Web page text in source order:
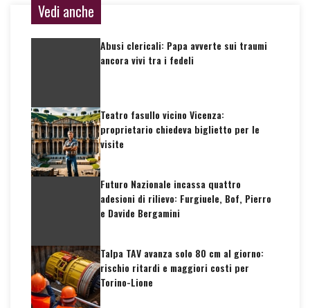
Vedi anche
Abusi clericali: Papa avverte sui traumi
ancora vivi tra i fedeli
Teatro fasullo vicino Vicenza:
proprietario chiedeva biglietto per le
visite
Futuro Nazionale incassa quattro
adesioni di rilievo: Furgiuele, Bof, Pierro
e Davide Bergamini
Talpa TAV avanza solo 80 cm al giorno:
rischio ritardi e maggiori costi per
Torino-Lione